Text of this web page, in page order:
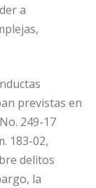
a
previstas en
249-17
183-02,
delitos
la